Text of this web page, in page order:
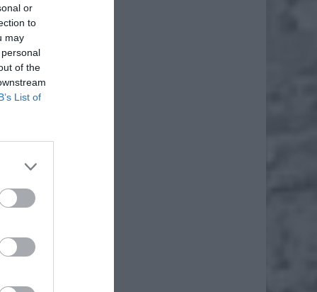
or
to
may
of the
List of